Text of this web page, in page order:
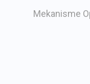
Mekanisme